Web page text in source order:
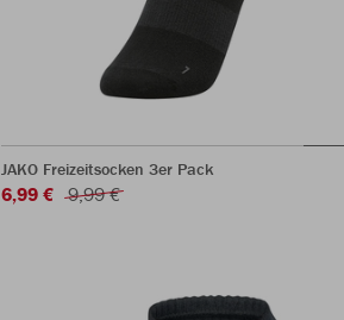
JAKO Freizeitsocken 3er Pack
6,99 € 9,99 €